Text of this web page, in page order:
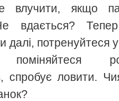
влучити, якщо
вдається? Тепер
далі, потренуйтеся
поміняйтеся
спробує ловити.